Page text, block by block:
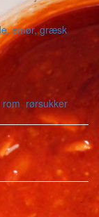
rom, rørsukker